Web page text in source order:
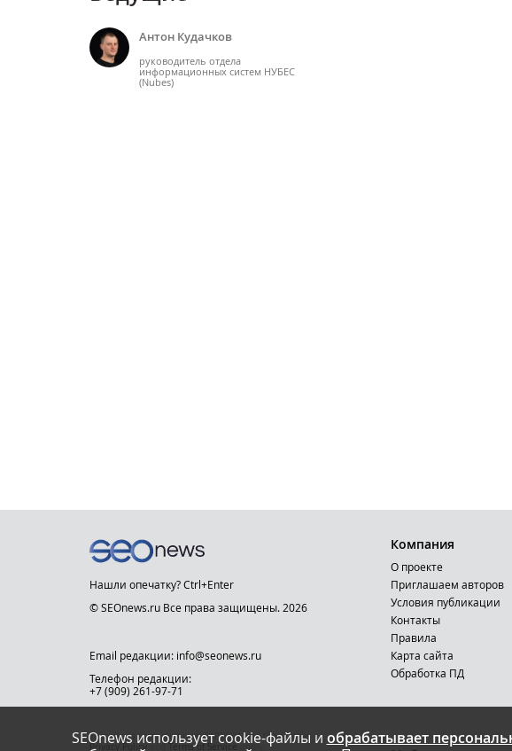
Антон Кудачков
руководитель отдела
информационных систем НУБЕС
(Nubes)
SEOnews использует cookie-файлы и обрабатывает
Нашли опечатку? Ctrl+Enter
© SEOnews.ru Все права защищены. 2026
Email редакции: info@seonews.ru
Телефон редакции:
+7 (909) 261-97-71
This site is protected by reCAPTCHA and the Google
Privacy Policyand Terms of Serviceapply.
Компания
О проекте
Приглашаем авторов
Условия публикации
Контакты
Правила
Карта сайта
Обработка ПД